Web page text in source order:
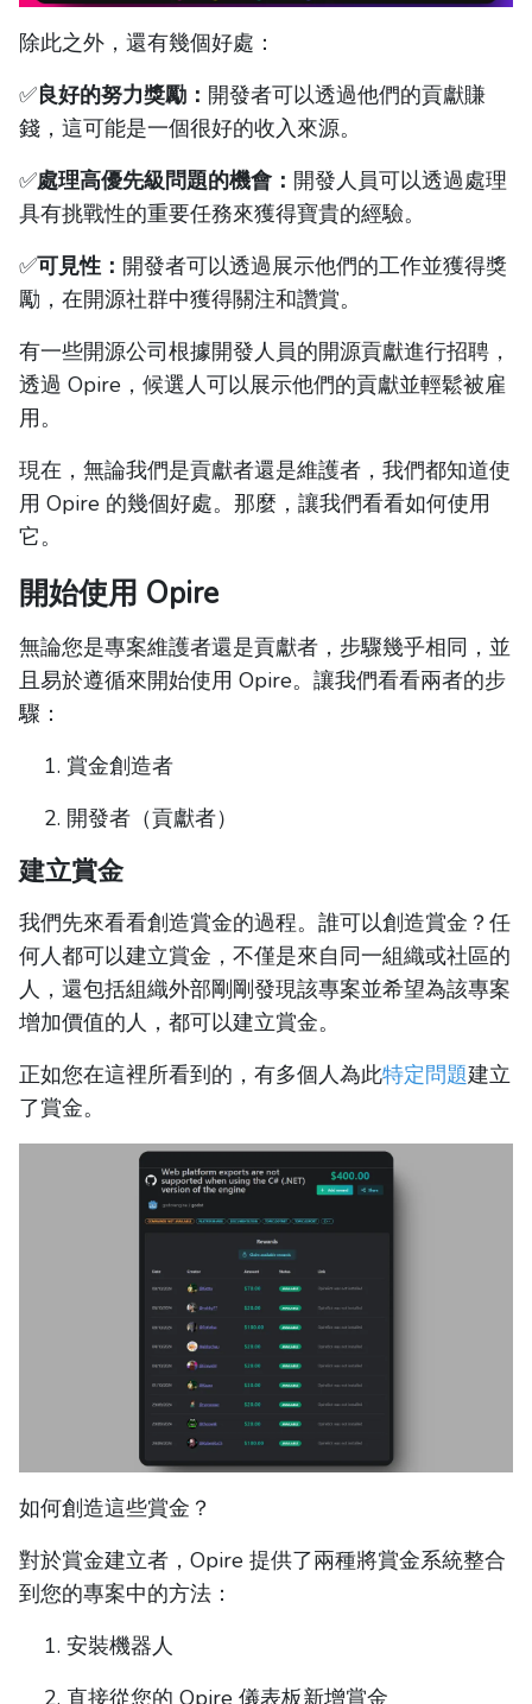
除此之外，還有幾個好處：
✅良好的努力獎勵： 開發者可以透過他們的貢獻賺
錢，這可能是一個很好的收入來源。
✅處理高優先級問題的機會： 開發人員可以透過處理
具有挑戰性的重要任務來獲得寶貴的經驗。
✅可見性： 開發者可以透過展示他們的工作並獲得獎
勵，在開源社群中獲得關注和讚賞。
有一些開源公司根據開發人員的開源貢獻進行招聘，
透過 Opire，候選人可以展示他們的貢獻並輕鬆被雇
用。
現在，無論我們是貢獻者還是維護者，我們都知道使
用 Opire 的幾個好處。那麼，讓我們看看如何使用
它。
開始使用 Opire
無論您是專案維護者還是貢獻者，步驟幾乎相同，並
且易於遵循來開始使用 Opire。讓我們看看兩者的步
驟：
賞金創造者
開發者（貢獻者）
建立賞金
我們先來看看創造賞金的過程。誰可以創造賞金？任
何人都可以建立賞金，不僅是來自同一組織或社區的
人，還包括組織外部剛剛發現該專案並希望為該專案
增加價值的人，都可以建立賞金。
正如您在這裡所看到的，有多個人為此特定問題建立
了賞金。
如何創造這些賞金？
對於賞金建立者，Opire 提供了兩種將賞金系統整合
到您的專案中的方法：
安裝機器人
直接從您的 Opire 儀表板新增賞金